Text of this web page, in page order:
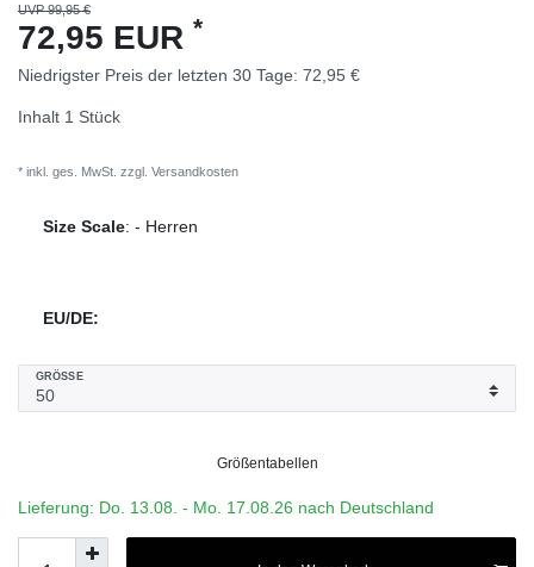
UVP 99,95 €
72,95 EUR *
Niedrigster Preis der letzten 30 Tage: 72,95 €
Inhalt 1 Stück
* inkl. ges. MwSt. zzgl. Versandkosten
Size Scale: - Herren
EU/DE:
GRÖSSE
Größentabellen
Lieferung: Do. 13.08. - Mo. 17.08.26 nach Deutschland